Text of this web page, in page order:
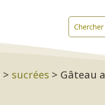
> sucrées > Gâteau